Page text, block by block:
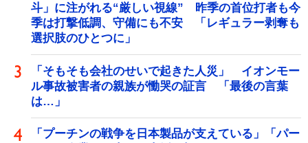
斗」に注がれる“厳しい視線” 昨季の首位打者も今
季は打撃低調、守備にも不安 「レギュラー剥奪も
選択肢のひとつに」
「そもそも会社のせいで起きた人災」 イオンモー
ル事故被害者の親族が慟哭の証言 「最後の言葉
は…」
「プーチンの戦争を日本製品が支えている」「パー